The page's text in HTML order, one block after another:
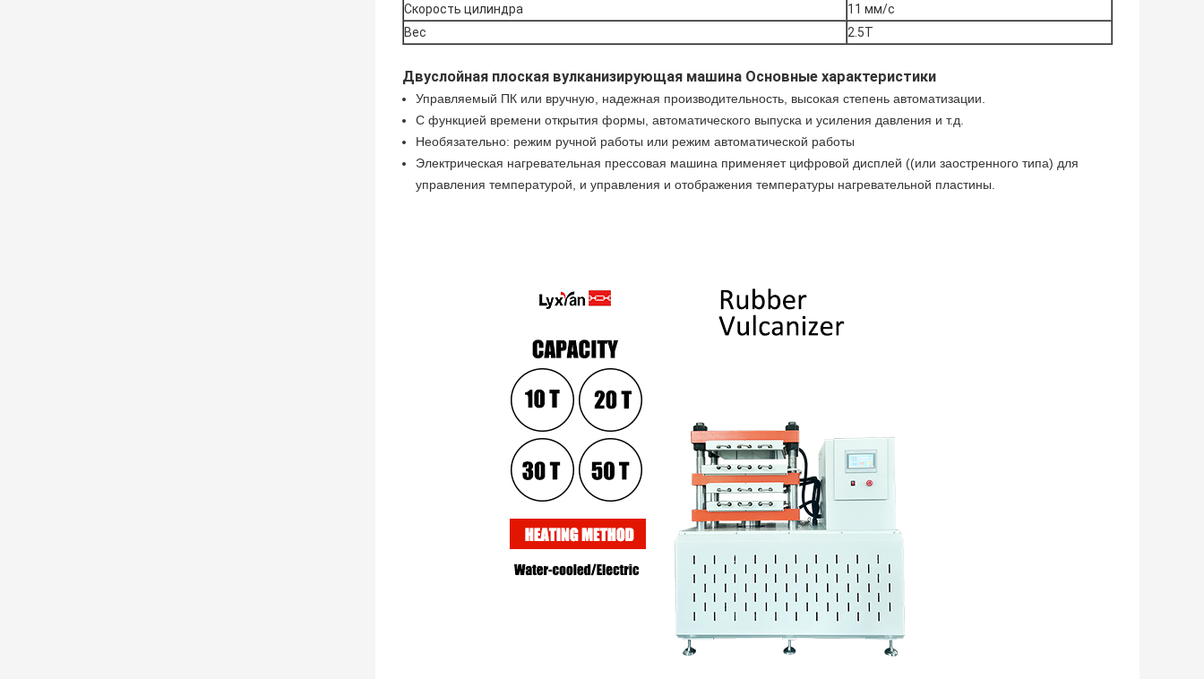
Скорость цилиндра
11 мм/с
Вес
2.5Т
Двуслойная плоская вулканизирующая машина Основные характеристики
Управляемый ПК или вручную, надежная производительность, высокая степень автоматизации.
С функцией времени открытия формы, автоматического выпуска и усиления давления и т.д.
Необязательно: режим ручной работы или режим автоматической работы
Электрическая нагревательная прессовая машина применяет цифровой дисплей ((или заостренного типа) для
управления температурой, и управления и отображения температуры нагревательной пластины.